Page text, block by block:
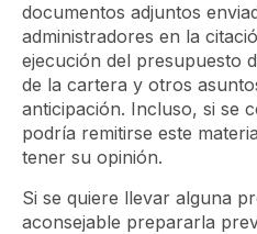
documentos adjuntos
administradores en la
ejecución del presupuesto
de la cartera y otros
anticipación. Incluso, si se
podría remitirse este
tener su opinión.
Si se quiere llevar alguna
aconsejable prepararla